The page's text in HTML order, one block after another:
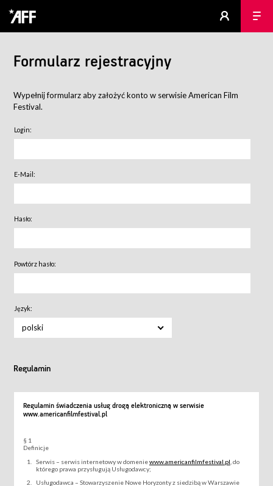
Formularz rejestracyjny
Wypełnij formularz aby założyć konto w serwisie American Film
Festival.
Login:
E-Mail:
Hasło:
Powtórz hasło:
Język:
polski
Regulamin
Regulamin świadczenia usług drogą elektroniczną w serwisie
www.americanfilmfestival.pl
§ 1
Definicje
Serwis – serwis internetowy w domeniewww.americanfilmfestival.pl , do
którego prawa przysługują Usługodawcy;
Usługodawca – Stowarzyszenie Nowe Horyzonty z siedzibą w Warszawie